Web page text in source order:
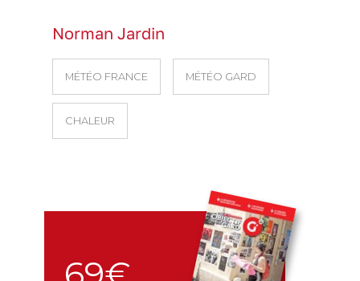
Norman Jardin
MÉTÉO FRANCE MÉTÉO GARD
CHALEUR